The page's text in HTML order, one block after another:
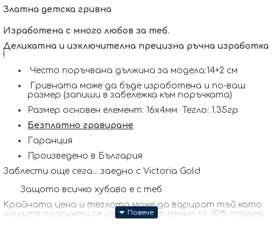
Златна детска гривна
Изработена с много любов за теб.
Деликатна и изключителна прецизна ръчна изработка
!
Често поръчвана дължина за модела:14+2 см
Гривната може да бъде изработена и по-ваш
размер (запиши в забележка към поръчката)
Размер основен елемент: 16х4мм Тегло: 1.35гр
Безплатно гравиране
Гаранция
Произведено в България
Заблести още сега... заедно с Victoria Gold
Защото всичко хубаво е с теб
Kрайната цена и теглото може да варират тъй като
нашите продукти се изработват ръчно +/- 10% според